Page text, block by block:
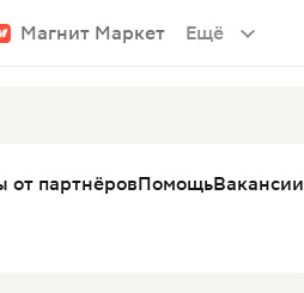
Магнит Маркет Ещё
от партнёровПомощьВакансии